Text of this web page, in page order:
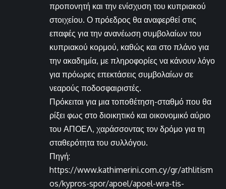
προπονητή και την ενίσχυση του κυπριακού
στοιχείου. Ο πρόεδρος θα αναφερθεί στις
επαφές για την ανανέωση συμβολαίων του
κυπριακού κορμού, καθώς και στο πλάνο για
την ακαδημία, με πληροφορίες να κάνουν λόγο
για πρόωρες επεκτάσεις συμβολαίων σε
νεαρούς ποδοσφαιριστές.
Πρόκειται για μια τοποθέτηση-σταθμό που θα
ρίξει φως στο διοικητικό και οικονομικό αύριο
του ΑΠΟΕΛ, χαράσσοντας τον δρόμο για τη
σταθερότητα του συλλόγου.
Πηγή:
https://www.kathimerini.com.cy/gr/athlitism
os/kypros-spor/apoel/apoel-wra-tis-